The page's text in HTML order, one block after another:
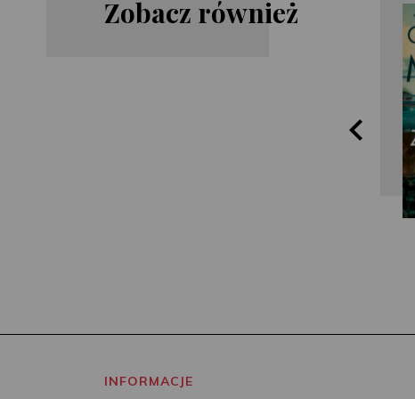
Zobacz również
Harlan
Elly Griffths
INFORMACJE